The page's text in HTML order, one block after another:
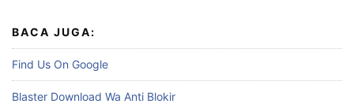
BACA JUGA:
Find Us On Google
Blaster Download Wa Anti Blokir